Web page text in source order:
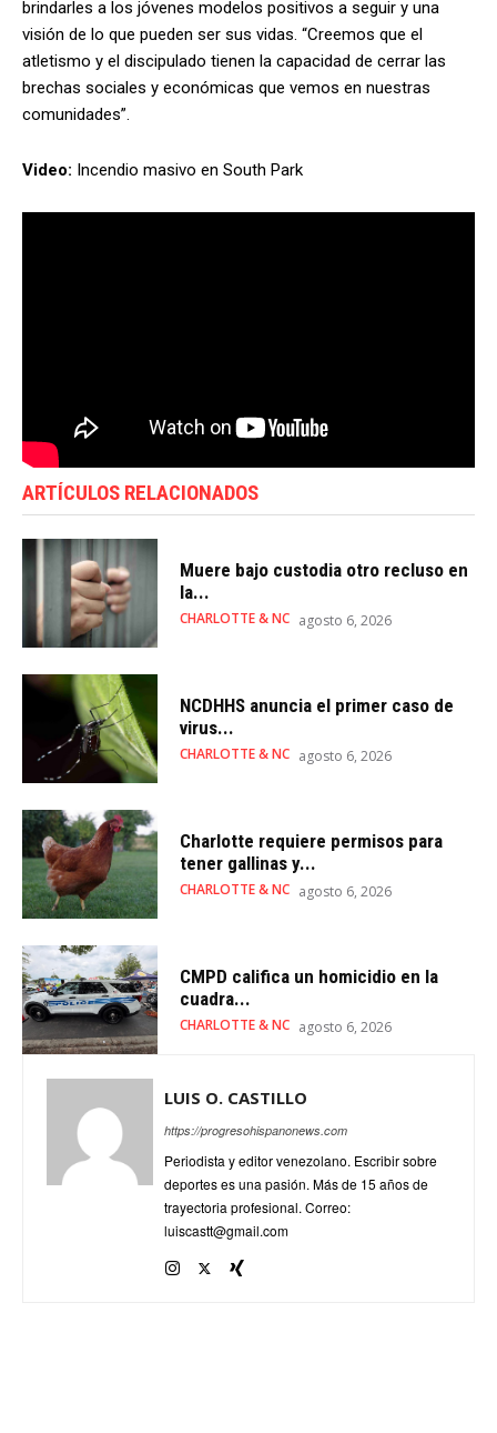
brindarles a los jóvenes modelos positivos a seguir y una
visión de lo que pueden ser sus vidas. “Creemos que el
atletismo y el discipulado tienen la capacidad de cerrar las
brechas sociales y económicas que vemos en nuestras
comunidades”.
Video: Incendio masivo en South Park
ARTÍCULOS RELACIONADOS
Muere bajo custodia otro recluso en
la...
CHARLOTTE & NC agosto 6, 2026
NCDHHS anuncia el primer caso de
virus...
CHARLOTTE & NC agosto 6, 2026
Charlotte requiere permisos para
tener gallinas y...
CHARLOTTE & NC agosto 6, 2026
CMPD califica un homicidio en la
cuadra...
CHARLOTTE & NC agosto 6, 2026
LUIS O. CASTILLO
https://progresohispanonews.com
Periodista y editor venezolano. Escribir sobre
deportes es una pasión. Más de 15 años de
trayectoria profesional. Correo:
luiscastt@gmail.com